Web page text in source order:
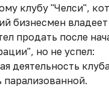
клубу "Челси",
бизнесмен владеет
продать после
но не успел:
деятельность
парализованной.